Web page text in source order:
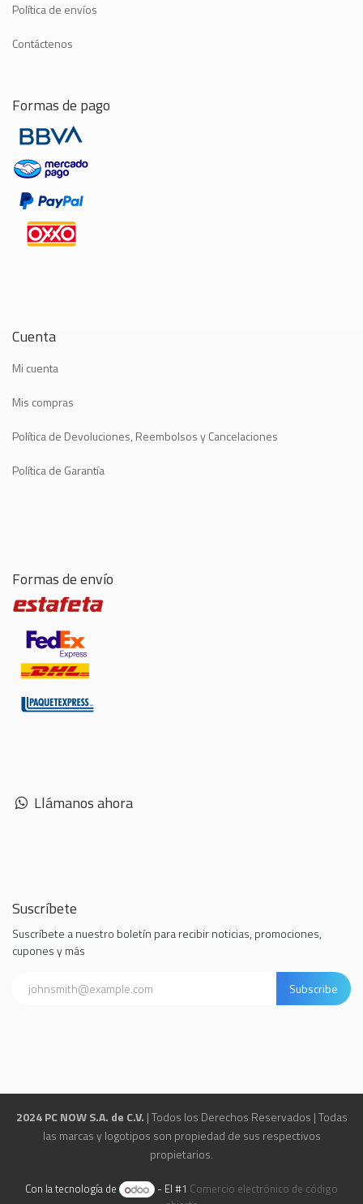
Política de envíos
Contáctenos
Formas de pago
Cuenta
Mi cuenta
Mis compras
Política de Devoluciones, Reembolsos y Cancelaciones
Política de Garantía
Formas de envío
Llámanos ahora
Suscríbete
Suscríbete a nuestro boletín para recibir noticias, promociones,
cupones y más
Subscribe
2024 PC NOW S.A. de C.V. | Todos los Derechos Reservados | Todas
las marcas y logotipos son propiedad de sus respectivos
propietarios.
Con la tecnología de - El #1 Comercio electrónico de código